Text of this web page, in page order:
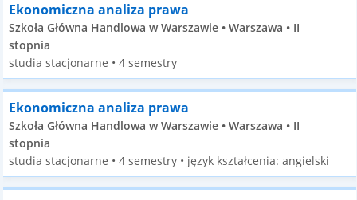
Ekonomiczna analiza prawa
Szkoła Główna Handlowa w Warszawie • Warszawa • II
stopnia
studia stacjonarne • 4 semestry
Ekonomiczna analiza prawa
Szkoła Główna Handlowa w Warszawie • Warszawa • II
stopnia
studia stacjonarne • 4 semestry • język kształcenia: angielski